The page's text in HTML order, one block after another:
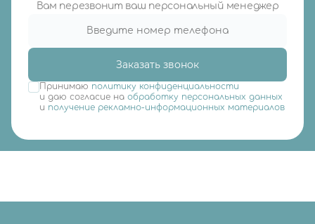
Вам перезвонит ваш персональный менеджер
Заказать звонок
Принимаю политику конфиденциальности
и даю согласие на обработку персональных данных
и получение рекламно-информационных материалов